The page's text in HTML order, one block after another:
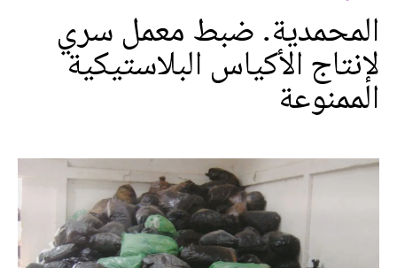
المحمدية. ضبط معمل سري
لإنتاج الأكياس البلاستيكية
الممنوعة